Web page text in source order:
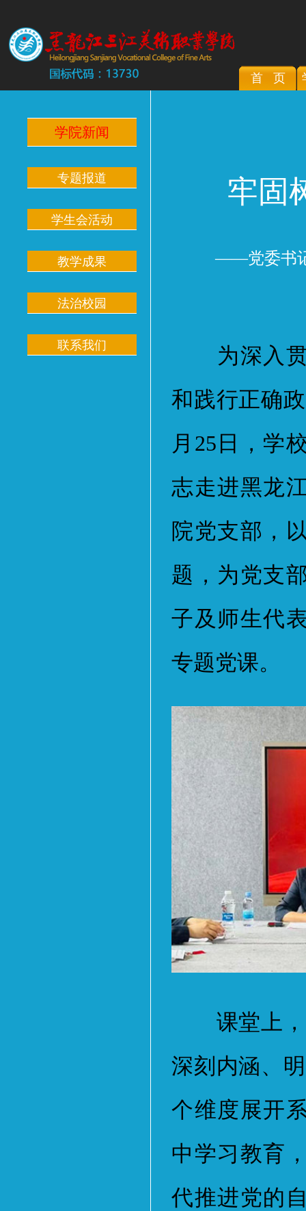
首 页
学院新闻
专题报道
学生会活动
教学成果
法治校园
联系我们
牢固
——党委书
为深入贯
和践行正确
月25日，学
志走进黑龙
院党支部，
题，为党支
子及师生代
专题党课。
课堂上，
深刻内涵、
个维度展开
中学习教育
代推进党的